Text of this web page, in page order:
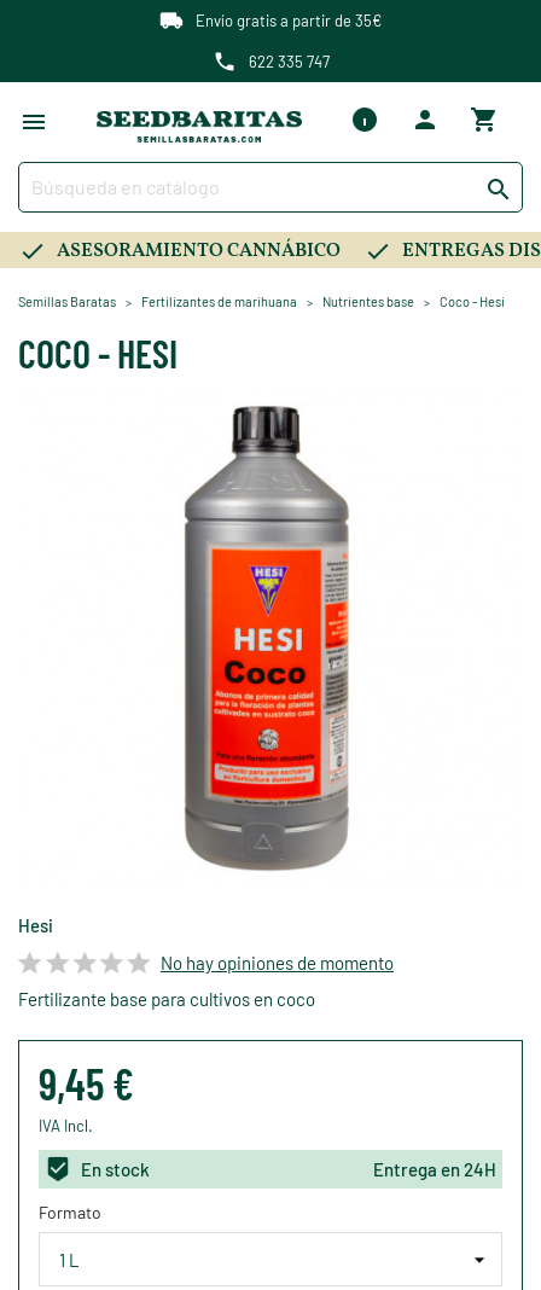
Envío gratis a partir de 35€
622 335 747

ASESORAMIENTO CANNÁBICO ENTREGAS
Semillas Baratas Fertilizantes de marihuana Nutrientes base Coco - Hesi
COCO - HESI
Hesi
No hay opiniones de momento
Fertilizante base para cultivos en coco
9,45 €
IVA Incl.
En stock Entrega en 24H
Formato